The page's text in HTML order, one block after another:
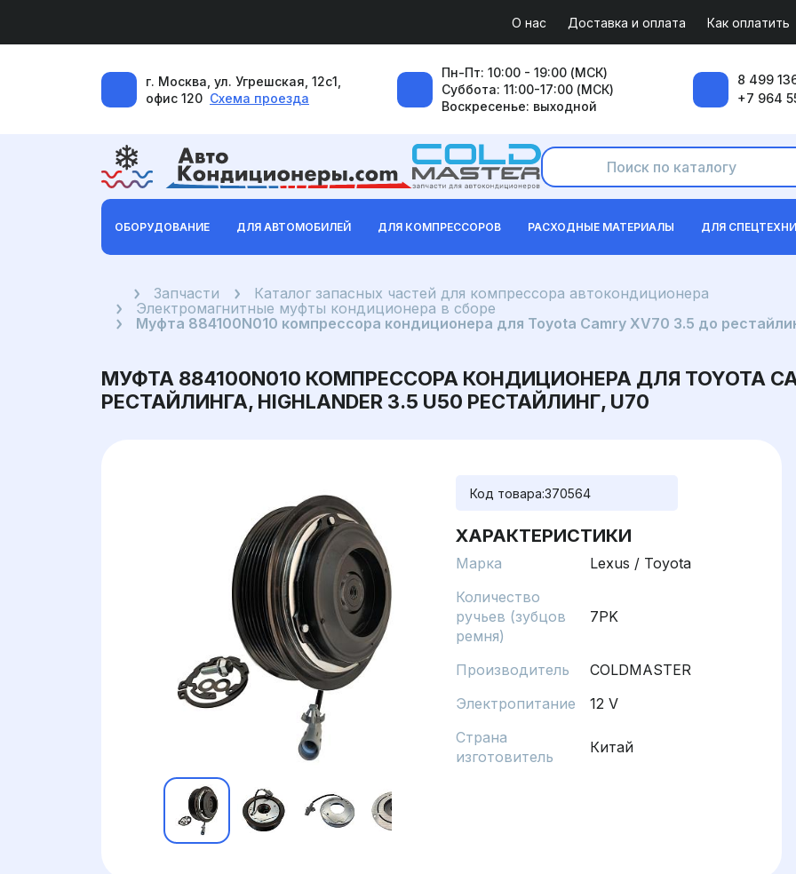
О нас Доставка и оплата Как оплатить
г. Москва, ул. Угрешская, 12с1,
офис 120 Схема проезда
Пн-Пт: 10:00 - 19:00 (МСК)
Суббота: 11:00-17:00 (МСК)
Воскресенье: выходной
8 499
+7 964
ОБОРУДОВАНИЕ ДЛЯ АВТОМОБИЛЕЙ ДЛЯ КОМПРЕССОРОВ РАСХОДНЫЕ МАТЕРИАЛЫ ДЛЯ
ГлавнаяЗапчасти
Каталог запасных частей для компрессора автокондиционера
Электромагнитные муфты кондиционера в сборе
Муфта 884100N010 компрессора кондиционера для Toyota Camry XV70 3.5 до
МУФТА 884100N010 КОМПРЕССОРА КОНДИЦИОНЕРА ДЛЯ TOYOTA
РЕСТАЙЛИНГА, HIGHLANDER 3.5 U50 РЕСТАЙЛИНГ, U70
Код товара:370564
ХАРАКТЕРИСТИКИ
Марка
Lexus / Toyota
Количество
ручьев (зубцов
ремня)
7PK
Производитель
COLDMASTER
Электропитание
12 V
Страна
изготовитель
Китай